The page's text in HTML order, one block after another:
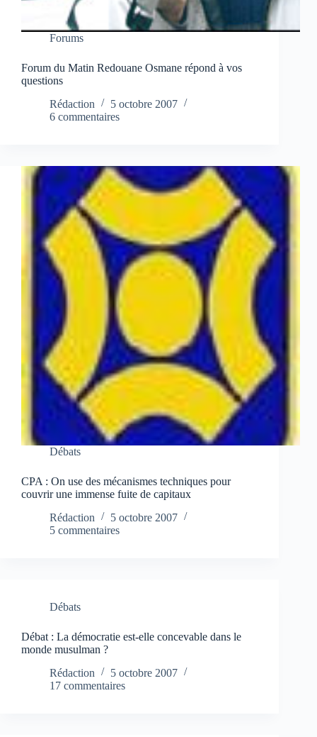
Forums
Forum du Matin Redouane Osmane répond à vos
questions
Rédaction
5 octobre 2007
6 commentaires
Débats
CPA : On use des mécanismes techniques pour
couvrir une immense fuite de capitaux
Rédaction
5 octobre 2007
5 commentaires
Débats
Débat : La démocratie est-elle concevable dans le
monde musulman ?
Rédaction
5 octobre 2007
17 commentaires